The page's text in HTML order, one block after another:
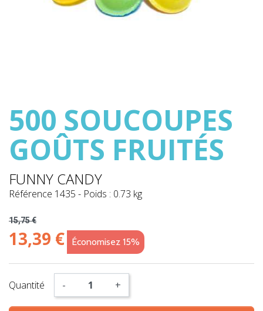
500 SOUCOUPES
GOÛTS FRUITÉS
FUNNY CANDY
Référence 1435 - Poids : 0.73 kg
15,75 €
13,39 € Économisez 15%
Quantité - +